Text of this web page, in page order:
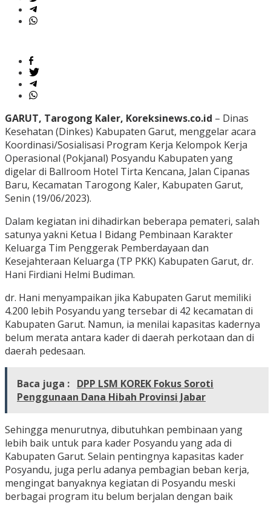
GARUT, Tarogong Kaler, Koreksinews.co.id – Dinas
Kesehatan (Dinkes) Kabupaten Garut, menggelar acara
Koordinasi/Sosialisasi Program Kerja Kelompok Kerja
Operasional (Pokjanal) Posyandu Kabupaten yang
digelar di Ballroom Hotel Tirta Kencana, Jalan Cipanas
Baru, Kecamatan Tarogong Kaler, Kabupaten Garut,
Senin (19/06/2023).
Dalam kegiatan ini dihadirkan beberapa pemateri, salah
satunya yakni Ketua I Bidang Pembinaan Karakter
Keluarga Tim Penggerak Pemberdayaan dan
Kesejahteraan Keluarga (TP PKK) Kabupaten Garut, dr.
Hani Firdiani Helmi Budiman.
dr. Hani menyampaikan jika Kabupaten Garut memiliki
4.200 lebih Posyandu yang tersebar di 42 kecamatan di
Kabupaten Garut. Namun, ia menilai kapasitas kadernya
belum merata antara kader di daerah perkotaan dan di
daerah pedesaan.
Baca juga : DPP LSM KOREK Fokus Soroti
Penggunaan Dana Hibah Provinsi Jabar
Sehingga menurutnya, dibutuhkan pembinaan yang
lebih baik untuk para kader Posyandu yang ada di
Kabupaten Garut. Selain pentingnya kapasitas kader
Posyandu, juga perlu adanya pembagian beban kerja,
mengingat banyaknya kegiatan di Posyandu meski
berbagai program itu belum berjalan dengan baik